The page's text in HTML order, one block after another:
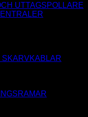
UTTAGSPOLLARE
SKARVKABLAR